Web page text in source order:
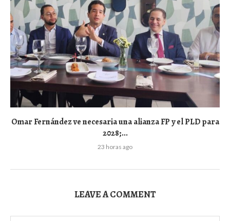
Omar Fernández ve necesaria una alianza FP y el PLD para
2028;...
23 horas ago
LEAVE A COMMENT